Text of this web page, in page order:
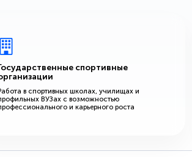
спортивные
в спортивных школах, училищах и
ВУЗах с возможностью
и карьерного роста